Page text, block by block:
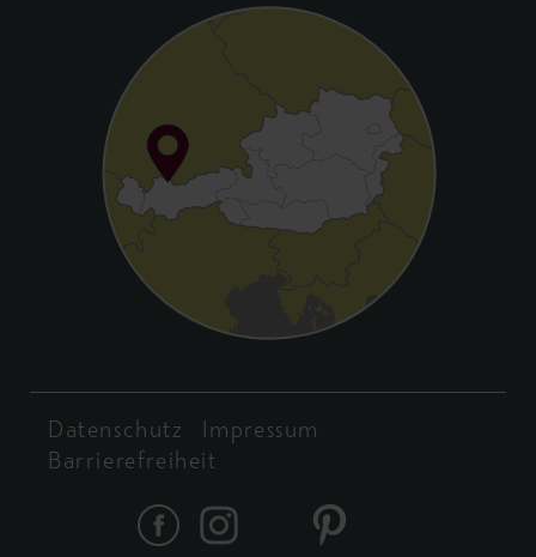
Datenschutz
Impressum
Barrierefreiheit